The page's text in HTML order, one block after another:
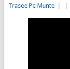
Trasee Pe Munte